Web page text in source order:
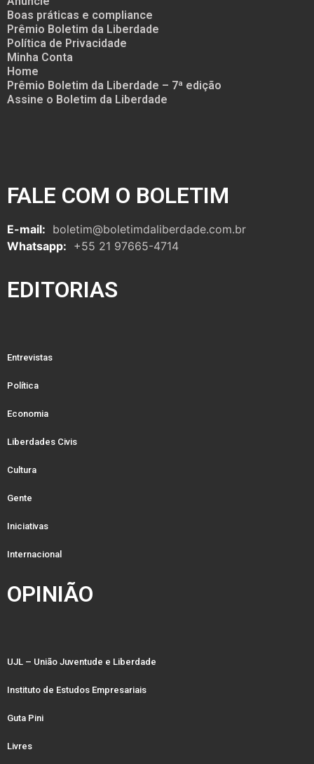
Boas práticas e compliance
Prêmio Boletim da Liberdade
Política de Privacidade
Minha Conta
Home
Prêmio Boletim da Liberdade – 7ª edição
Assine o Boletim da Liberdade
FALE COM O BOLETIM
E-mail: boletim@boletimdaliberdade.com.br
Whatsapp: +55 21 97665-4714
EDITORIAS
Entrevistas
Política
Economia
Liberdades Civis
Cultura
Gente
Iniciativas
Internacional
OPINIÃO
UJL – União Juventude e Liberdade
Instituto de Estudos Empresariais
Guta Pini
Livres